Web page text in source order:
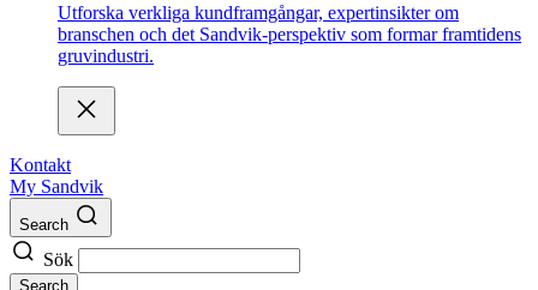
Utforska verkliga kundframgångar, expertinsikter om
branschen och det Sandvik-perspektiv som formar framtidens
gruvindustri.
Kontakt
My Sandvik
Search
Sök
Search